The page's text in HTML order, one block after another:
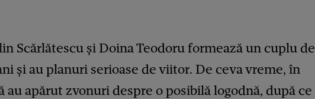
Scărlătescu și Doina Teodoru formează un cuplu de
și au planuri serioase de viitor. De ceva vreme, în
au apărut zvonuri despre o posibilă logodnă, după ce